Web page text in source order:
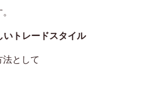
いトレードスタイル
として